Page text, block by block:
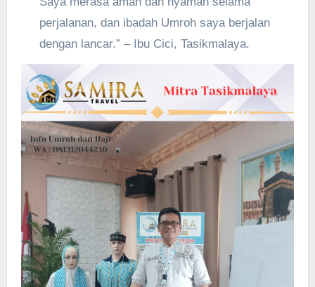
perjalanan, dan ibadah Umroh saya berjalan
dengan lancar.” – Ibu Cici, Tasikmalaya.